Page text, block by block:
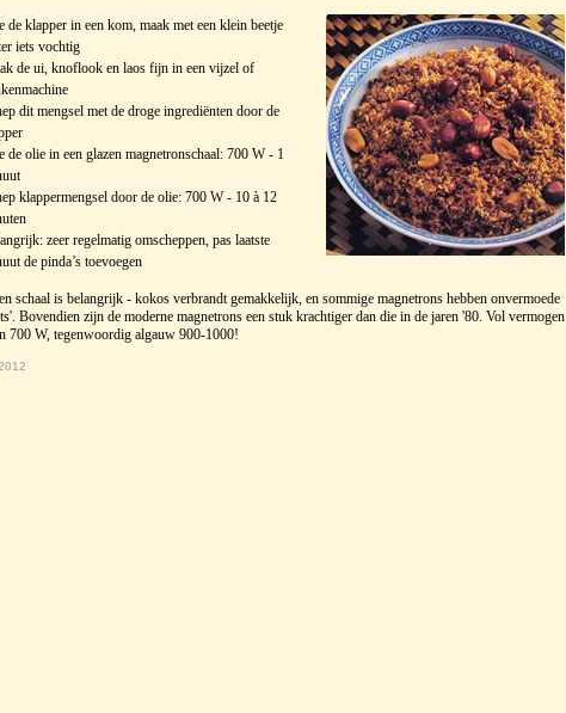
de klapper in een kom, maak met een klein beetje
iets vochtig
de ui, knoflook en laos fijn in een vijzel of
dit mengsel met de droge ingrediënten door de
de olie in een glazen magnetronschaal: 700 W - 1
klappermengsel door de olie: 700 W - 10 à 12
zeer regelmatig omscheppen, pas laatste
de pinda’s toevoegen
schaal is belangrijk - kokos verbrandt gemakkelijk, en sommige magnetrons hebben onvermoede
Bovendien zijn de moderne magnetrons een stuk krachtiger dan die in de jaren '80. Vol vermogen
700 W, tegenwoordig algauw 900-1000!